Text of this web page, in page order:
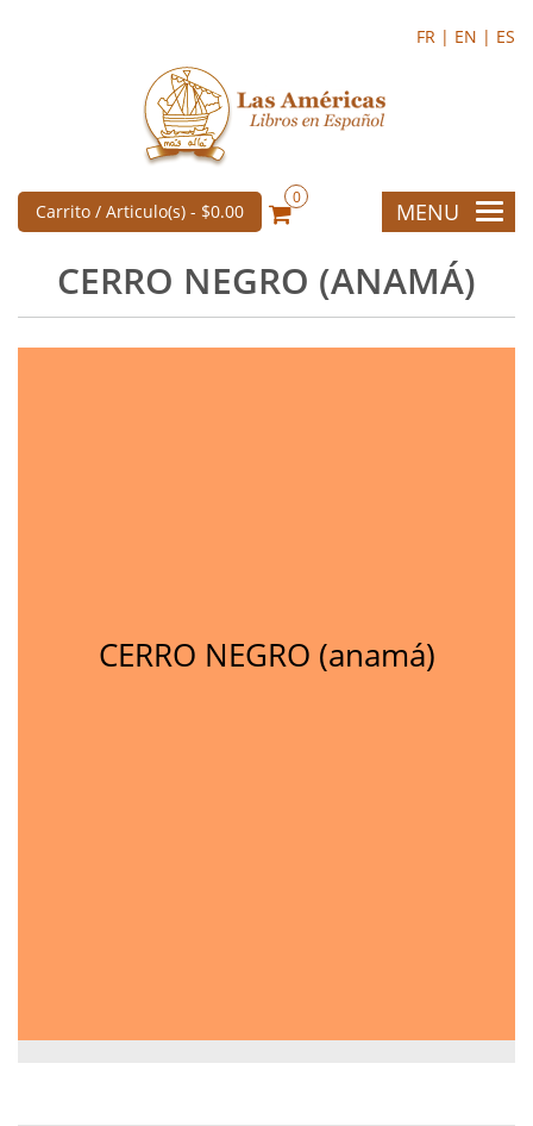
FR | EN | ES
Carrito / Articulo(s) - $0.00
0
MENU
CERRO NEGRO (ANAMÁ)
CERRO NEGRO (anamá)